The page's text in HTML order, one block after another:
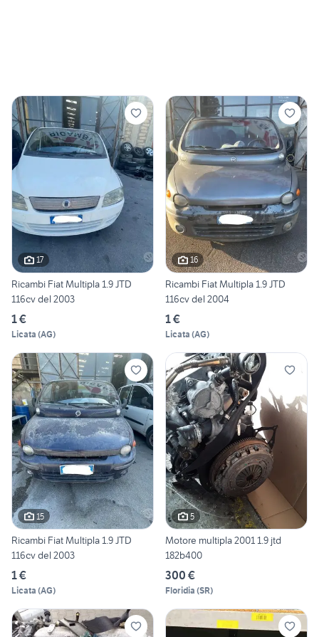
17
Ricambi Fiat Multipla 1.9 JTD
116cv del 2003
1 €
Licata (AG)
16
Ricambi Fiat Multipla 1.9 JTD
116cv del 2004
1 €
Licata (AG)
15
Ricambi Fiat Multipla 1.9 JTD
116cv del 2003
1 €
Licata (AG)
5
Motore multipla 2001 1.9 jtd
182b400
300 €
Floridia (SR)